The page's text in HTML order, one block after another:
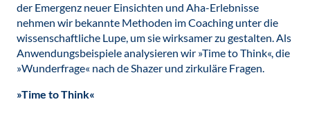
der Emergenz neuer Einsichten und Aha-Erlebnisse
nehmen wir bekannte Methoden im Coaching unter die
wissenschaftliche Lupe, um sie wirksamer zu gestalten. Als
Anwendungsbeispiele analysieren wir »Time to Think«, die
»Wunderfrage« nach de Shazer und zirkuläre Fragen.
»Time to Think«